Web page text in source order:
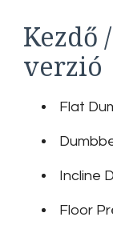
Kezdő
verzió
Flat
Incline
Floor